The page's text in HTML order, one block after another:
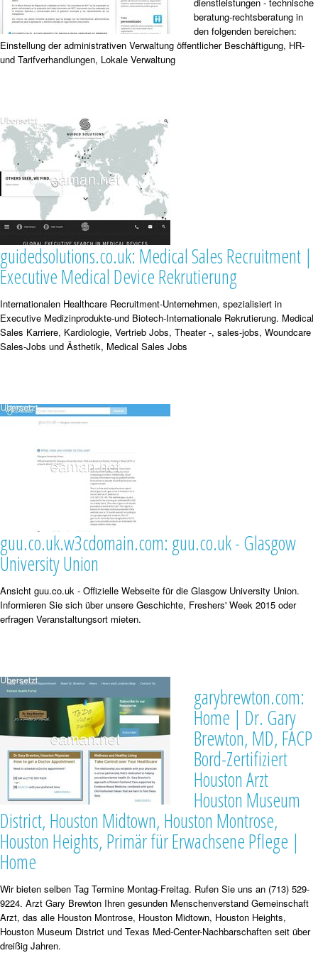
beratung-rechtsberatung in
den folgenden bereichen:
Einstellung der administrativen Verwaltung öffentlicher Beschäftigung, HR-
und Tarifverhandlungen, Lokale Verwaltung
guidedsolutions.co.uk: Medical Sales Recruitment |
Executive Medical Device Rekrutierung
Internationalen Healthcare Recruitment-Unternehmen, spezialisiert in
Executive Medizinprodukte-und Biotech-Internationale Rekrutierung. Medical
Sales Karriere, Kardiologie, Vertrieb Jobs, Theater -, sales-jobs, Woundcare
Sales-Jobs und Ästhetik, Medical Sales Jobs
guu.co.uk.w3cdomain.com: guu.co.uk - Glasgow
University Union
Ansicht guu.co.uk - Offizielle Webseite für die Glasgow University Union.
Informieren Sie sich über unsere Geschichte, Freshers' Week 2015 oder
erfragen Veranstaltungsort mieten.
garybrewton.com:
Home | Dr. Gary
Brewton, MD, FACP
Bord-Zertifiziert
Houston Arzt
Houston Museum
District, Houston Midtown, Houston Montrose,
Houston Heights, Primär für Erwachsene Pflege |
Home
Wir bieten selben Tag Termine Montag-Freitag. Rufen Sie uns an (713) 529-
9224. Arzt Gary Brewton Ihren gesunden Menschenverstand Gemeinschaft
Arzt, das alle Houston Montrose, Houston Midtown, Houston Heights,
Houston Museum District und Texas Med-Center-Nachbarschaften seit über
dreißig Jahren.